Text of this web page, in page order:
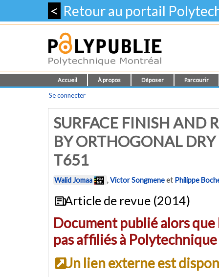
< Retour au portail
Accueil À propos Déposer Parcourir
Se connecter
SURFACE FINISH AND
BY ORTHOGONAL
T651
Walid Jomaa ,Victor Songmeneet Philippe
Article de revue (2014)
Document publié alors
pas affiliés à
Un lien externe est